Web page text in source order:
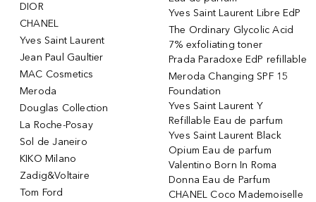
DIOR
CHANEL
Yves Saint Laurent
Jean Paul Gaultier
MAC Cosmetics
Meroda
Douglas Collection
La Roche-Posay
Sol de Janeiro
KIKO Milano
Zadig&Voltaire
Tom Ford
Yves Saint Laurent Libre EdP
The Ordinary Glycolic Acid
7% exfoliating toner
Prada Paradoxe EdP refillable
Meroda Changing SPF 15
Foundation
Yves Saint Laurent Y
Refillable Eau de parfum
Yves Saint Laurent Black
Opium Eau de parfum
Valentino Born In Roma
Donna Eau de Parfum
CHANEL Coco Mademoiselle